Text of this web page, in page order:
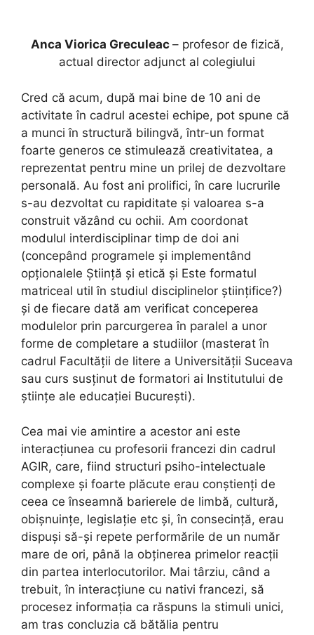
Anca Viorica Greculeac – profesor de fizică,
actual director adjunct al colegiului
Cred că acum, după mai bine de 10 ani de
activitate în cadrul acestei echipe, pot spune că
a munci în structură bilingvă, într-un format
foarte generos ce stimulează creativitatea, a
reprezentat pentru mine un prilej de dezvoltare
personală. Au fost ani prolifici, în care lucrurile
s-au dezvoltat cu rapiditate și valoarea s-a
construit văzând cu ochii. Am coordonat
modulul interdisciplinar timp de doi ani
(concepând programele și implementând
opționalele Știință și etică și Este formatul
matriceal util în studiul disciplinelor științifice?)
și de fiecare dată am verificat conceperea
modulelor prin parcurgerea în paralel a unor
forme de completare a studiilor (masterat în
cadrul Facultății de litere a Universității Suceava
sau curs susținut de formatori ai Institutului de
științe ale educației București).
Cea mai vie amintire a acestor ani este
interacțiunea cu profesorii francezi din cadrul
AGIR, care, fiind structuri psiho-intelectuale
complexe și foarte plăcute erau conștienți de
ceea ce înseamnă barierele de limbă, cultură,
obișnuințe, legislație etc și, în consecință, erau
dispuși să-și repete performările de un număr
mare de ori, până la obținerea primelor reacții
din partea interlocutorilor. Mai târziu, când a
trebuit, în interacțiune cu nativi francezi, să
procesez informația ca răspuns la stimuli unici,
am tras concluzia că bătălia pentru